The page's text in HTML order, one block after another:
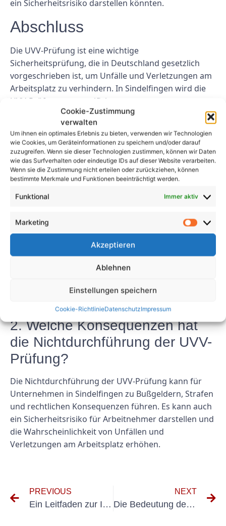
Cookie-Zustimmung
verwalten
Um ihnen ein optimales Erlebnis zu bieten, verwenden wir Technologien
wie Cookies, um Geräteinformationen zu speichern und/oder darauf
zuzugreifen. Wenn sie dieser Technologien zustimmen, können wir Daten
wie das Surfverhalten oder eindeutige IDs auf dieser Website verarbeiten.
Wenn sie die Zustimmung nicht erteilen oder zurückziehen, können
bestimmte Merkmale und Funktionen beeinträchtigt werden.
Funktional Immer aktiv
Marketing
Akzeptieren
Ablehnen
Einstellungen speichern
Cookie-RichtlinieDatenschutzImpressum
ein Sicherheitsrisiko darstellen könnten.
Abschluss
Die UVV-Prüfung ist eine wichtige
Sicherheitsprüfung, die in Deutschland gesetzlich
vorgeschrieben ist, um Unfälle und Verletzungen am
Arbeitsplatz zu verhindern. In Sindelfingen wird die
UVV-Prüfung von zertifizierten
Sicherheitsinspektoren durchgeführt, um
sicherzustellen, dass Geräte und Maschinen sicher zu
verwenden sind und alle relevanten
Sicherheitsvorschriften einhalten.
FAQs
1. Wie oft ist in Sindelfingen die
UVV-Prüfung erforderlich?
Die UVV-Prüfung ist regelmäßig erforderlich, in der
Regel jährlich oder halbjährlich, abhängig von der Art
der Ausrüstung und Maschine. Es ist wichtig, die
die spezifischen Anforderungen für die UVV-Prüfung
2. Welche Konsequenzen hat
die Nichtdurchführung der UVV-
Prüfung?
Die Nichtdurchführung der UVV-Prüfung kann für
Unternehmen in Sindelfingen zu Bußgeldern, Strafen
und rechtlichen Konsequenzen führen. Es kann auch
ein Sicherheitsrisiko für Arbeitnehmer darstellen und
die Wahrscheinlichkeit von Unfällen und
Verletzungen am Arbeitsplatz erhöhen.
PREVIOUS
Ein Leitfaden zur Implementierung von E-Checks für DGUV-Transaktionen
NEXT
Die Bedeutung der UVV-Prüfung in der Veterinärmedizin: Gewährleistung der Sicherheit in der Tiergesundheit